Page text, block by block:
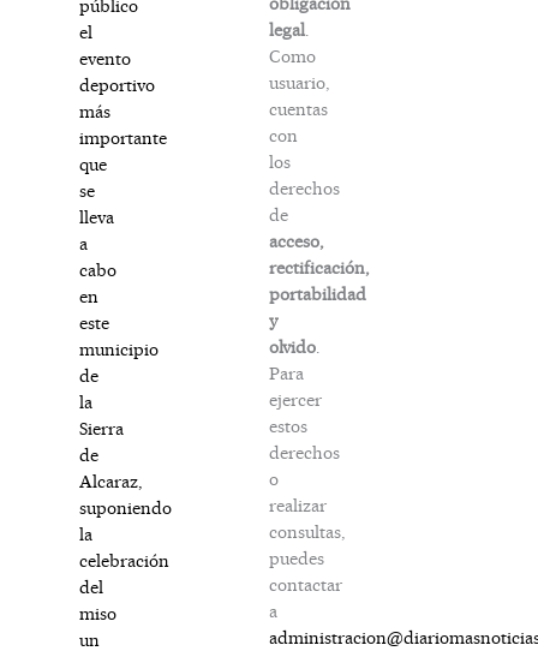
público
el
evento
deportivo
más
importante
que
se
lleva
a
cabo
en
este
municipio
de
la
Sierra
de
Alcaraz,
suponiendo
la
celebración
del
miso
un
legal.
Como
usuario,
cuentas
con
los
derechos
de
acceso,
rectificación,
portabilidad
y
olvido.
Para
ejercer
estos
derechos
o
realizar
consultas,
puedes
contactar
a